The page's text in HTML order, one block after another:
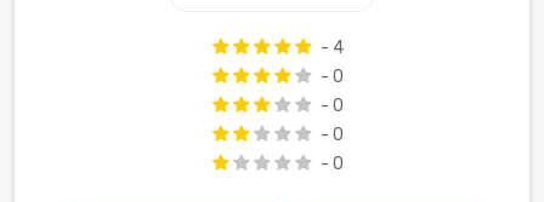
- 4
- 0
- 0
- 0
- 0